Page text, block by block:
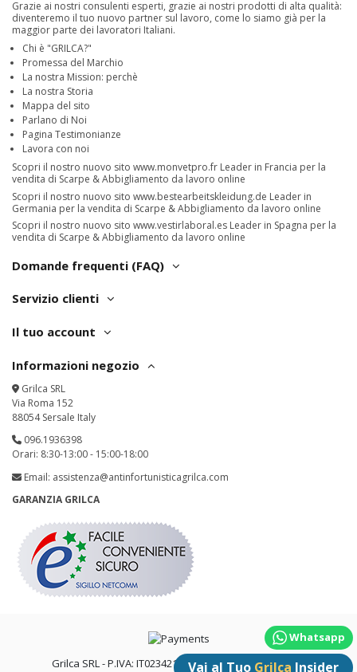
Grazie ai nostri consulenti esperti, grazie ai nostri prodotti di alta qualità:
diventeremo il tuo nuovo partner sul lavoro, come lo siamo già per la
maggior parte dei lavoratori Italiani.
Chi è "GRILCA?"
Promessa del Marchio
La nostra Mission: perchè
La nostra Storia
Mappa del sito
Parlano di Noi
Pagina Testimonianze
Lavora con noi
Scopri il nostro nuovo sito www.monvetpro.fr Leader in Francia per la
vendita di Scarpe & Abbigliamento da lavoro online
Scopri il nostro nuovo sito www.bestearbeitskleidung.de Leader in
Germania per la vendita di Scarpe & Abbigliamento da lavoro online
Scopri il nostro nuovo sito www.vestirlaboral.es Leader in Spagna per la
vendita di Scarpe & Abbigliamento da lavoro online
Domande frequenti (FAQ)
Servizio clienti
Il tuo account
Informazioni negozio
Grilca SRL
Via Roma 152
88054 Sersale Italy
096.1936398
Orari: 8:30-13:00 - 15:00-18:00
Email: assistenza@antinfortunisticagrilca.com
GARANZIA GRILCA
Grilca SRL - P.IVA: IT02342180797 - All Rights Reserved
Whatsapp
Vai al Tuo Grilca Insider